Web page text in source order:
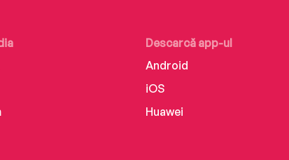
Descarcă app-ul
Android
iOS
Huawei